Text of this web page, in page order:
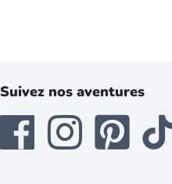
Suivez nos aventures